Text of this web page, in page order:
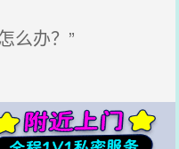
么办？”